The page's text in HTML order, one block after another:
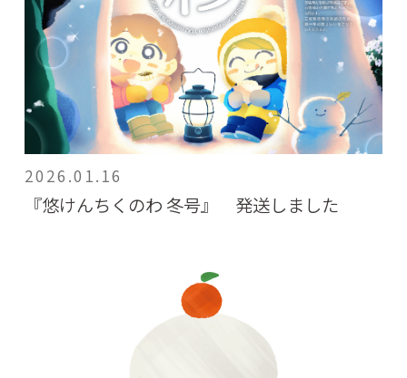
2026.01.16
『悠けんちくのわ 冬号』 発送しました